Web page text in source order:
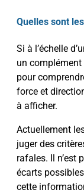
Quelles sont
Si à l’échelle
un
pour
force et
à afficher.
Actuellement
juger des
rafales. Il n’est
écarts
cette